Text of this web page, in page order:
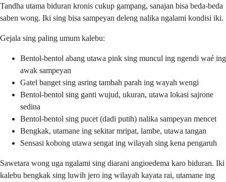
Tandha utama biduran kronis cukup gampang, sanajan bisa beda-beda
saben wong. Iki sing bisa sampeyan deleng nalika ngalami kondisi iki.
Gejala sing paling umum kalebu:
Bentol-bentol abang utawa pink sing muncul ing ngendi waé ing
awak sampeyan
Gatel banget sing asring tambah parah ing wayah wengi
Bentol-bentol sing ganti wujud, ukuran, utawa lokasi sajrone
sedina
Bentol-bentol sing pucet (dadi putih) nalika sampeyan mencet
Bengkak, utamane ing sekitar mripat, lambe, utawa tangan
Sensasi kobong utawa sengat ing wilayah sing kena pengaruh
Sawetara wong uga ngalami sing diarani angioedema karo biduran. Iki
kalebu bengkak sing luwih jero ing wilayah kayata rai, utamane ing